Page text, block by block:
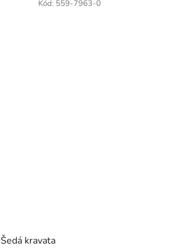
Šedá kravata
Kód: 559-7963-0